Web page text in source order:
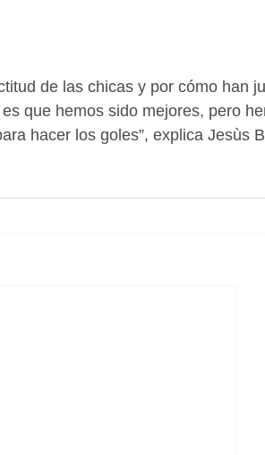
de las chicas y por cómo han
que hemos sido mejores, pero
hacer los goles”, explica Jesùs